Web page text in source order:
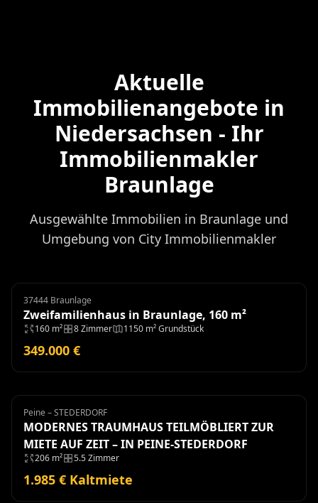
Aktuelle
Immobilienangebote in
Niedersachsen - Ihr
Immobilienmakler
Braunlage
Ausgewählte Immobilien in Braunlage und
Umgebung von City Immobilienmakler
Zweifamilienhaus
37444 Braunlage
Zweifamilienhaus in Braunlage, 160 m²
160 m² 8 Zimmer 1150 m² Grundstück
349.000 €
Haus Miete
Peine – STEDERDORF
MODERNES TRAUMHAUS TEILMÖBLIERT ZUR
MIETE AUF ZEIT – IN PEINE-STEDERDORF
206 m² 5.5 Zimmer
1.985 € Kaltmiete